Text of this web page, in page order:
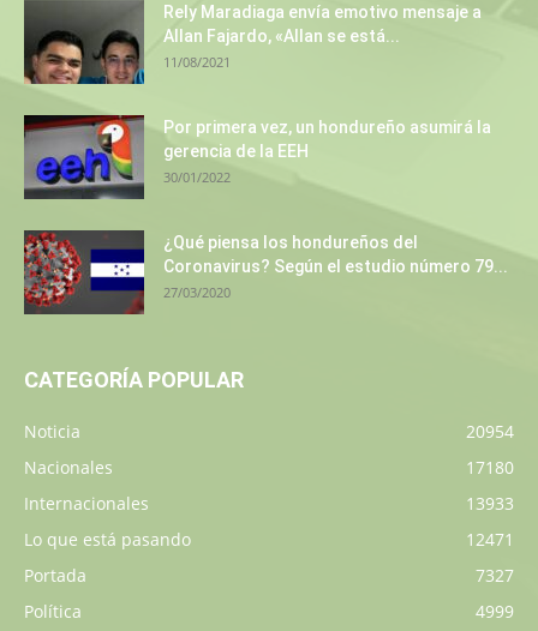
Rely Maradiaga envía emotivo mensaje a
Allan Fajardo, «Allan se está...
11/08/2021
Por primera vez, un hondureño asumirá la
gerencia de la EEH
30/01/2022
¿Qué piensa los hondureños del
Coronavirus? Según el estudio número 79...
27/03/2020
CATEGORÍA POPULAR
Noticia
20954
Nacionales
17180
Internacionales
13933
Lo que está pasando
12471
Portada
7327
Política
4999